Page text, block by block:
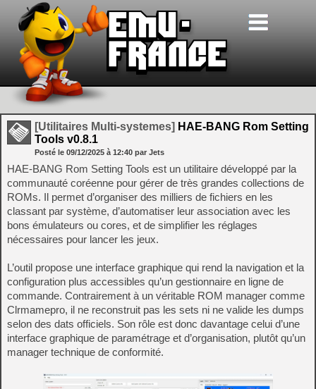
[Utilitaires Multi-systemes] HAE-BANG Rom Setting
Tools v0.8.1
Posté le 09/12/2025 à 12:40 par Jets
HAE‑BANG Rom Setting Tools est un utilitaire développé par la
communauté coréenne pour gérer de très grandes collections de
ROMs. Il permet d’organiser des milliers de fichiers en les
classant par système, d’automatiser leur association avec les
bons émulateurs ou cores, et de simplifier les réglages
nécessaires pour lancer les jeux.
L’outil propose une interface graphique qui rend la navigation et la
configuration plus accessibles qu’un gestionnaire en ligne de
commande. Contrairement à un véritable ROM manager comme
Clrmamepro, il ne reconstruit pas les sets ni ne valide les dumps
selon des dats officiels. Son rôle est donc davantage celui d’une
interface graphique de paramétrage et d’organisation, plutôt qu’un
manager technique de conformité.